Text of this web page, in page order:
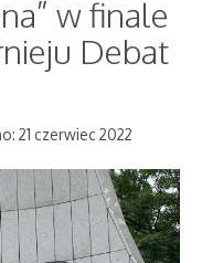
w finale
Debat
21 czerwiec 2022